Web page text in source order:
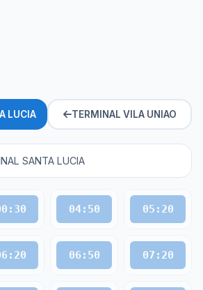
LUCIA TERMINAL VILA UNIAO
SANTA LUCIA
04:50 05:20
06:50 07:20